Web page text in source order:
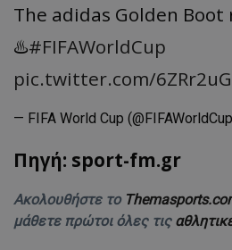
The adidas Golden
♨️#FIFAWorldCup
pic.twitter.com/
— FIFA World Cup
Πηγή: sport-fm.gr
Ακολουθήστε το
μάθετε πρώτοι όλες τις